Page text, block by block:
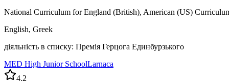
National Curriculum for England (British), American (US)
English, Greek
діяльність в списку: Премія Герцога Единбурзького
MED High Junior SchoolLarnaca
4.2